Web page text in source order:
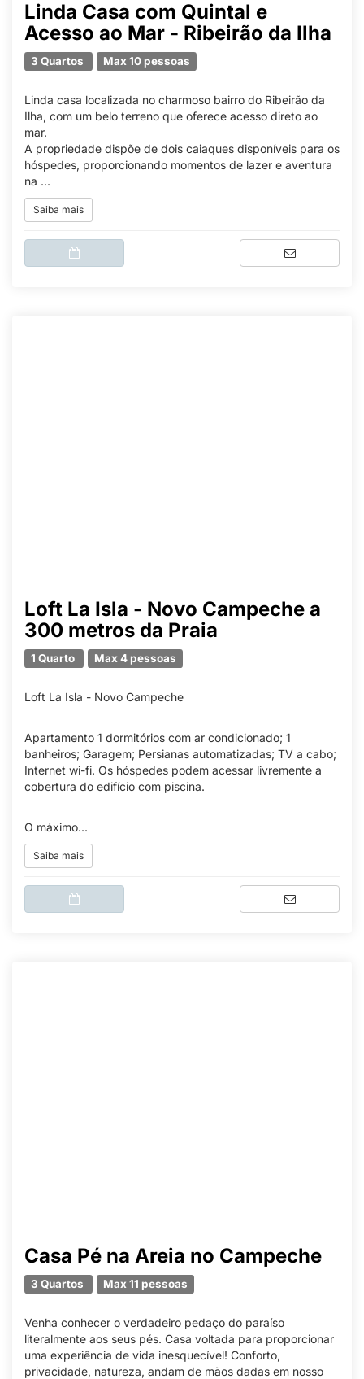
Linda Casa com Quintal e
Acesso ao Mar - Ribeirão da Ilha
3 Quartos Max 10 pessoas
Linda casa localizada no charmoso bairro do Ribeirão da
Ilha, com um belo terreno que oferece acesso direto ao
mar.
A propriedade dispõe de dois caiaques disponíveis para os
hóspedes, proporcionando momentos de lazer e aventura
na ...
Saiba mais
Loft La Isla - Novo Campeche a
300 metros da Praia
1 Quarto Max 4 pessoas
Loft La Isla - Novo Campeche
Apartamento 1 dormitórios com ar condicionado; 1
banheiros; Garagem; Persianas automatizadas; TV a cabo;
Internet wi-fi. Os hóspedes podem acessar livremente a
cobertura do edifício com piscina.
O máximo...
Saiba mais
Casa Pé na Areia no Campeche
3 Quartos Max 11 pessoas
Venha conhecer o verdadeiro pedaço do paraíso
literalmente aos seus pés. Casa voltada para proporcionar
uma experiência de vida inesquecível! Conforto,
privacidade, natureza, andam de mãos dadas em nosso